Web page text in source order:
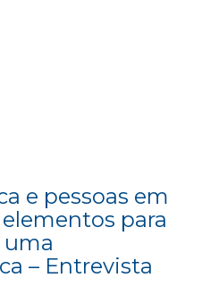
e pessoas em
para
uma
– Entrevista